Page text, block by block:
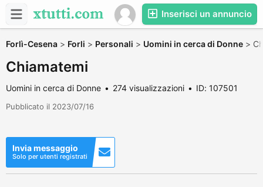
Inserisci un annuncio
Forlì-Cesena > Forli > Personali > Uomini in cerca di Donne >
Chiamatemi
Uomini in cerca di Donne 274 visualizzazioni ID: 107501
Pubblicato il 2023/07/16
Invia messaggio
Solo per utenti registrati